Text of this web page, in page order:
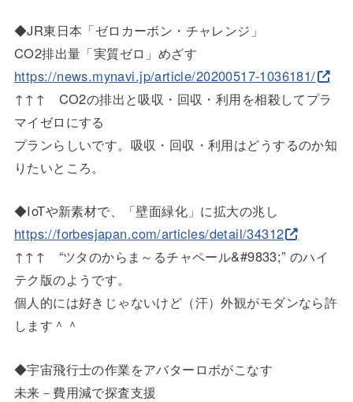
◆JR東日本「ゼロカーボン・チャレンジ」
CO2排出量「実質ゼロ」めざす
https://news.mynavi.jp/article/20200517-1036181/
↑↑↑ CO2の排出と吸収・回収・利用を相殺してプラ
マイゼロにする
プランらしいです。吸収・回収・利用はどうするのか知
りたいところ。
◆IoTや新素材で、「壁面緑化」に拡大の兆し
https://forbesjapan.com/articles/detail/34312
↑↑↑ “ツタのからま～るチャペール&#9833;” のハイ
テク版のようです。
個人的には好きじゃないけど（汗）外観がモダンなら許
します＾＾
◆宇宙飛行士の作業をアバターロボがこなす
未来－費用減で探査支援